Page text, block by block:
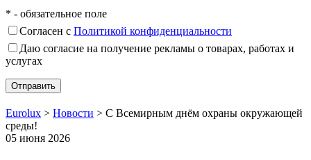
* - обязательное поле
Согласен с Политикой конфиденциальности
Даю согласие на получение рекламы о товарах, работах и
услугах
Eurolux > Новости > С Всемирным днём охраны окружающей
среды!
05 июня 2026